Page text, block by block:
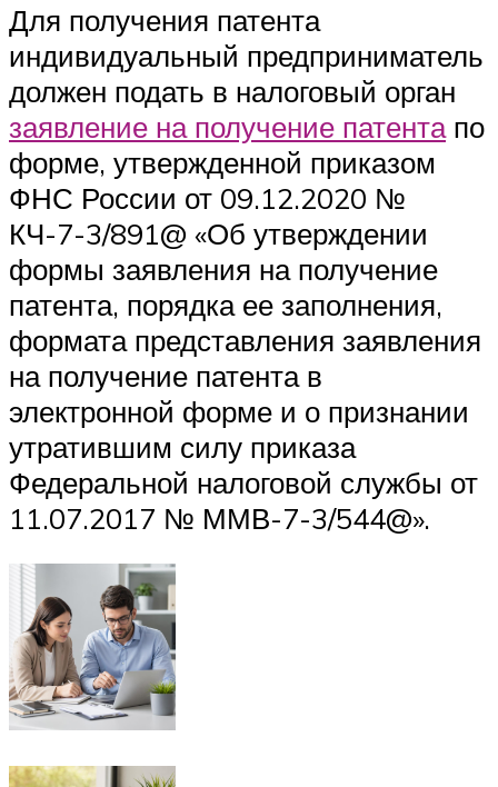
Для получения патента
индивидуальный предприниматель
должен подать в налоговый орган
заявление на получение патентапо
форме, утвержденной приказом
ФНС России от 09.12.2020 №
КЧ-7-3/891@ «Об утверждении
формы заявления на получение
патента, порядка ее заполнения,
формата представления заявления
на получение патента в
электронной форме и о признании
утратившим силу приказа
Федеральной налоговой службы от
11.07.2017 № ММВ-7-3/544@».